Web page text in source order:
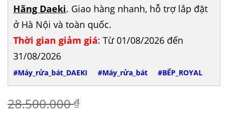
Hãng Daeki. Giao hàng nhanh, hỗ trợ lắp đặt
ở Hà Nội và toàn quốc.
Thời gian giảm giá: Từ 01/08/2026 đến
31/08/2026
#Máy_rửa_bát_DAEKI #Máy_rửa_bát #BẾP_ROYAL
28.500.000₫